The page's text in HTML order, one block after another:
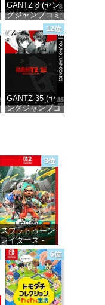
GANTZ 8 (ヤン
グジャンプコミ
ックスDIGITAL)
価格：¥100
12位
GANTZ 35 (ヤ
ングジャンプコ
3位
スプラトゥーン
レイダース -
Switch2
価格：¥6,455
6位